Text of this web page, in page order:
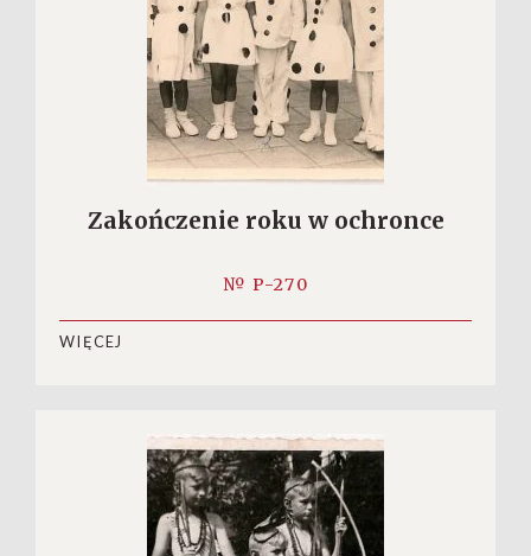
Zakończenie roku w ochronce
№ P-270
WIĘCEJ